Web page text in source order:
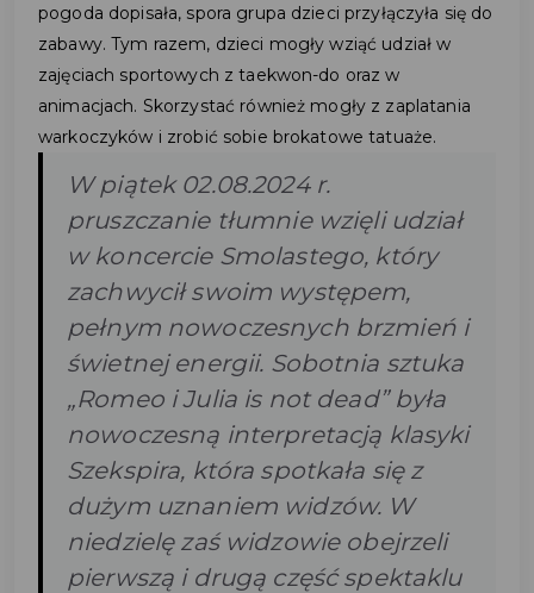
pogoda dopisała, spora grupa dzieci przyłączyła się do
zabawy. Tym razem, dzieci mogły wziąć udział w
zajęciach sportowych z taekwon-do oraz w
animacjach. Skorzystać również mogły z zaplatania
warkoczyków i zrobić sobie brokatowe tatuaże.
W piątek 02.08.2024 r.
pruszczanie tłumnie wzięli udział
w koncercie Smolastego, który
zachwycił swoim występem,
pełnym nowoczesnych brzmień i
świetnej energii. Sobotnia sztuka
„Romeo i Julia is not dead” była
nowoczesną interpretacją klasyki
Szekspira, która spotkała się z
dużym uznaniem widzów. W
niedzielę zaś widzowie obejrzeli
pierwszą i drugą część spektaklu